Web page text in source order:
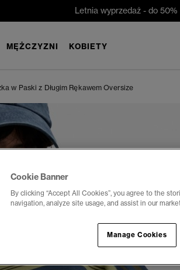
Letnia wyprzedaż - do
MĘŻCZYZNI KOBIETY
w Paski z Długim Rękawem Oversize
Cookie Banner
By clicking “Accept All Cookies”, you agree to the
navigation, analyze site usage, and assist in our
Manage Cookies